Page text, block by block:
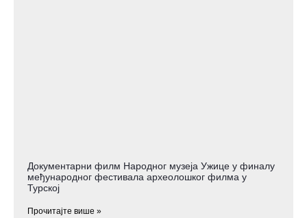
Документарни филм Народног музеја Ужице у финалу
међународног фестивала археолошког филма у
Турској
Прочитајте више »